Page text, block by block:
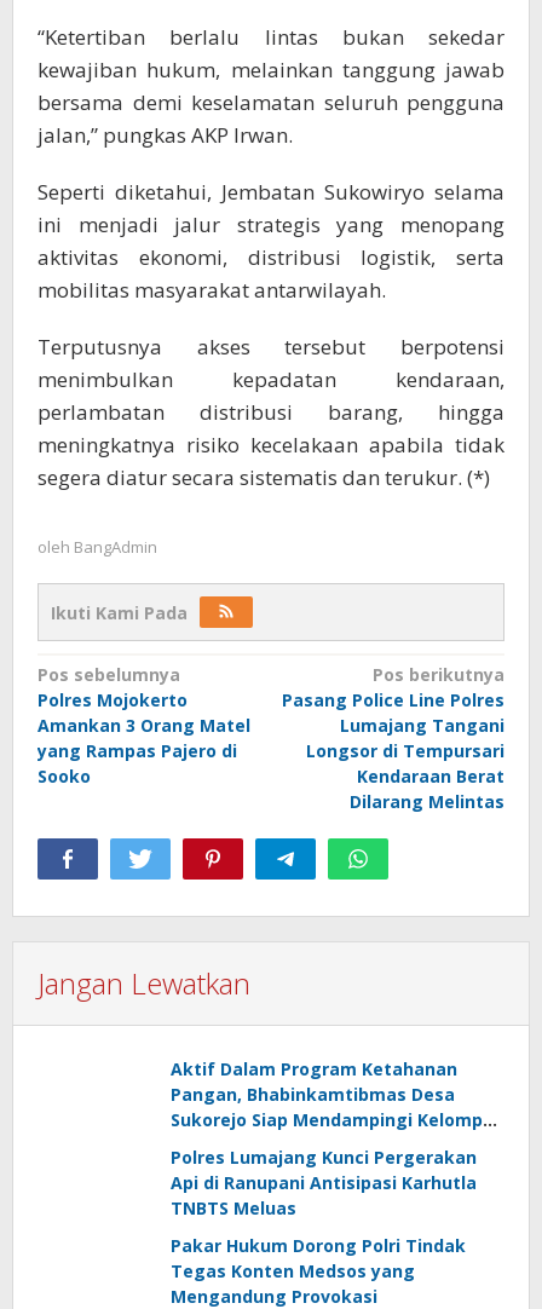
“Ketertiban berlalu lintas bukan sekedar
kewajiban hukum, melainkan tanggung jawab
bersama demi keselamatan seluruh pengguna
jalan,” pungkas AKP Irwan.
Seperti diketahui, Jembatan Sukowiryo selama
ini menjadi jalur strategis yang menopang
aktivitas ekonomi, distribusi logistik, serta
mobilitas masyarakat antarwilayah.
Terputusnya akses tersebut berpotensi
menimbulkan kepadatan kendaraan,
perlambatan distribusi barang, hingga
meningkatnya risiko kecelakaan apabila tidak
segera diatur secara sistematis dan terukur. (*)
oleh BangAdmin
Ikuti Kami Pada
Navigasi
pos
Pos sebelumnya
Polres Mojokerto
Amankan 3 Orang Matel
yang Rampas Pajero di
Sooko
Pos berikutnya
Pasang Police Line Polres
Lumajang Tangani
Longsor di Tempursari
Kendaraan Berat
Dilarang Melintas
Jangan Lewatkan
Aktif Dalam Program Ketahanan
Pangan, Bhabinkamtibmas Desa
Sukorejo Siap Mendampingi Kelompok
Polres Lumajang Kunci Pergerakan
Api di Ranupani Antisipasi Karhutla
TNBTS Meluas
Pakar Hukum Dorong Polri Tindak
Tegas Konten Medsos yang
Mengandung Provokasi